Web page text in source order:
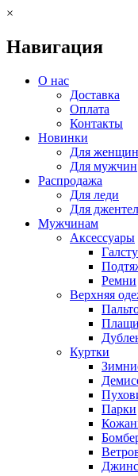
×
Навигация
О нас
Доставка
Оплата
Контакты
Новинки
Для женщин
Для мужчин
Распродажа
Для леди
Для
Мужчинам
Аксессуары
Ремни
Верхняя
Плащи
Куртки
Парки